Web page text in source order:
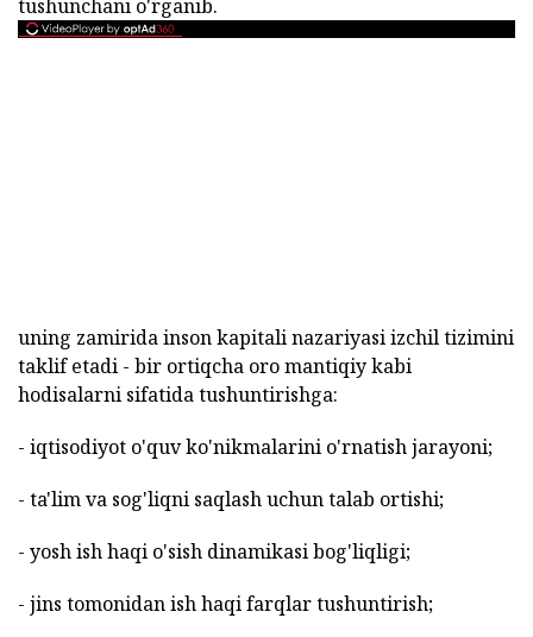
tushunchani o'rganib.
uning zamirida inson kapitali nazariyasi izchil tizimini
taklif etadi - bir ortiqcha oro mantiqiy kabi
hodisalarni sifatida tushuntirishga:
- iqtisodiyot o'quv ko'nikmalarini o'rnatish jarayoni;
- ta'lim va sog'liqni saqlash uchun talab ortishi;
- yosh ish haqi o'sish dinamikasi bog'liqligi;
- jins tomonidan ish haqi farqlar tushuntirish;